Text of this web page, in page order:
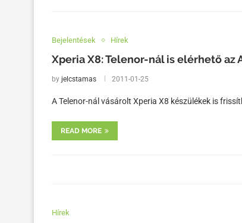
Bejelentések Hírek
Xperia X8: Telenor-nál is elérhető az
by jelcstamas 2011-01-25
A Telenor-nál vásárolt Xperia X8 készülékek is
READ MORE
Hírek